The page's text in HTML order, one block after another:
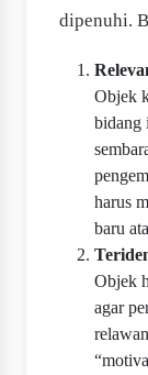
dipenuhi.
Objek
bidang
harus
baru
Objek
agar